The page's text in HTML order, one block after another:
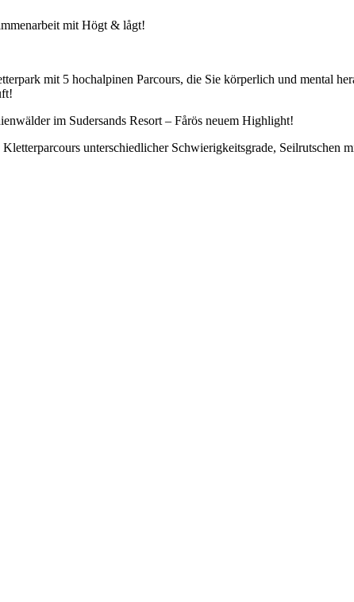
mit Högt & lågt!
mit 5 hochalpinen Parcours, die Sie körperlich und mental
im Sudersands Resort – Fårös neuem Highlight!
unterschiedlicher Schwierigkeitsgrade,